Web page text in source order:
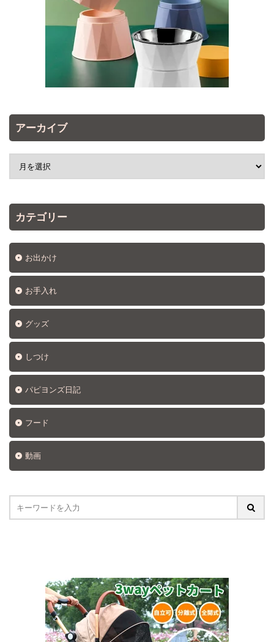
アーカイブ
カテゴリー
お出かけ
お手入れ
グッズ
しつけ
パピヨンズ日記
フード
動画